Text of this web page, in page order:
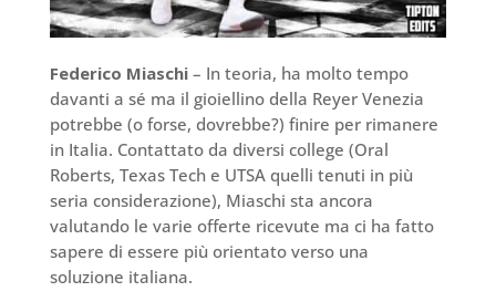
Federico Miaschi– In teoria, ha molto tempo
davanti a sé ma il gioiellino della Reyer Venezia
potrebbe (o forse, dovrebbe?) finire per rimanere
in Italia. Contattato da diversi college (Oral
Roberts, Texas Tech e UTSA quelli tenuti in più
seria considerazione), Miaschi sta ancora
valutando le varie offerte ricevute ma ci ha fatto
sapere di essere più orientato verso una
soluzione italiana.